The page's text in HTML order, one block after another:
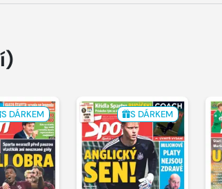
S DÁRKEM S DÁRKEM